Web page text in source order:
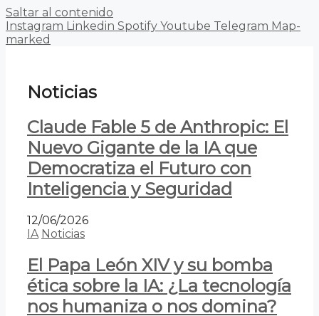
Saltar al contenido
Instagram Linkedin Spotify Youtube Telegram Map-
marked
Noticias
Claude Fable 5 de Anthropic: El
Nuevo Gigante de la IA que
Democratiza el Futuro con
Inteligencia y Seguridad
12/06/2026
IA Noticias
El Papa León XIV y su bomba
ética sobre la IA: ¿La tecnología
nos humaniza o nos domina?